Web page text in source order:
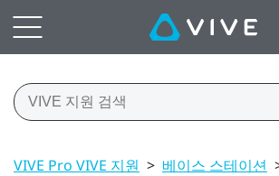
VIVE Pro VIVE 지원 > 베이스 스테이션